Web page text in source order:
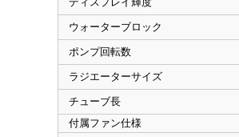
ウォーターブロック
ポンプ回転数
ラジエーターサイズ
チューブ長
付属ファン仕様